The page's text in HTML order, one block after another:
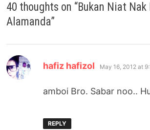
40 thoughts on “Bukan Niat Nak
Alamanda”
hafiz hafizol says:
May 16, 2012 at
amboi Bro. Sabar noo..
REPLY